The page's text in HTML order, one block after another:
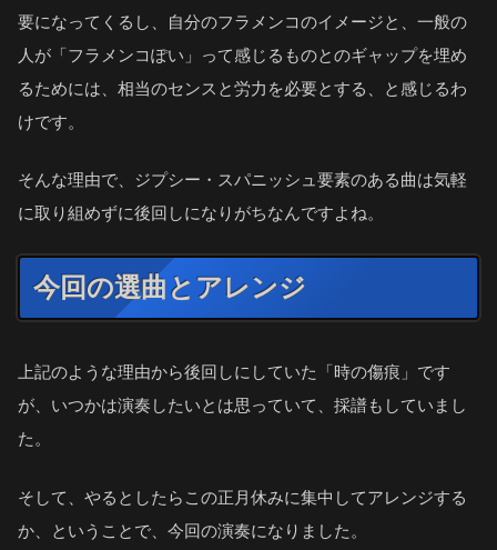
要になってくるし、自分のフラメンコのイメージと、一般の
人が「フラメンコぽい」って感じるものとのギャップを埋め
るためには、相当のセンスと労力を必要とする、と感じるわ
けです。
そんな理由で、ジプシー・スパニッシュ要素のある曲は気軽
に取り組めずに後回しになりがちなんですよね。
今回の選曲とアレンジ
上記のような理由から後回しにしていた「時の傷痕」です
が、いつかは演奏したいとは思っていて、採譜もしていまし
た。
そして、やるとしたらこの正月休みに集中してアレンジする
か、ということで、今回の演奏になりました。